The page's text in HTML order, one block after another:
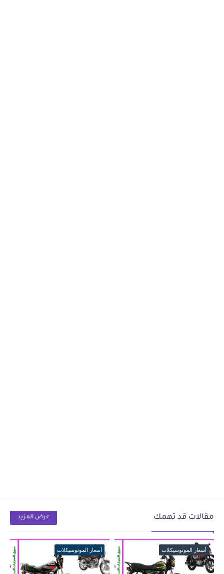
مقالات قد تهمك عرض المزيد
أسعار الموتوسيكلات أسعار الموتوسيكلات